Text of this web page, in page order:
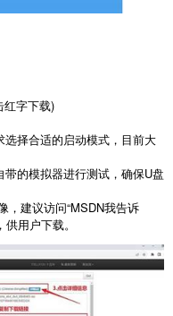
红字下载)
择合适的启动模式，目前大
的模拟器进行测试，确保U盘
，建议访问“MSDN我告诉
用户下载。